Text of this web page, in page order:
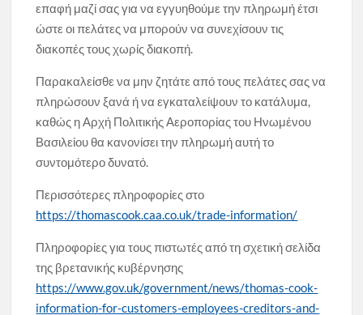
επαφή μαζί σας για να εγγυηθούμε την πληρωμή έτσι
ώστε οι πελάτες να μπορούν να συνεχίσουν τις
διακοπές τους χωρίς διακοπή.
Παρακαλείσθε να μην ζητάτε από τους πελάτες σας να
πληρώσουν ξανά ή να εγκαταλείψουν το κατάλυμα,
καθώς η Αρχή Πολιτικής Αεροπορίας του Ηνωμένου
Βασιλείου θα κανονίσει την πληρωμή αυτή το
συντομότερο δυνατό.
Περισσότερες πληροφορίες στο
https://thomascook.caa.co.uk/trade-information/
Πληροφορίες για τους πιστωτές από τη σχετική σελίδα
της βρετανικής κυβέρνησης
https://www.gov.uk/government/news/thomas-cook-
information-for-customers-employees-creditors-and-